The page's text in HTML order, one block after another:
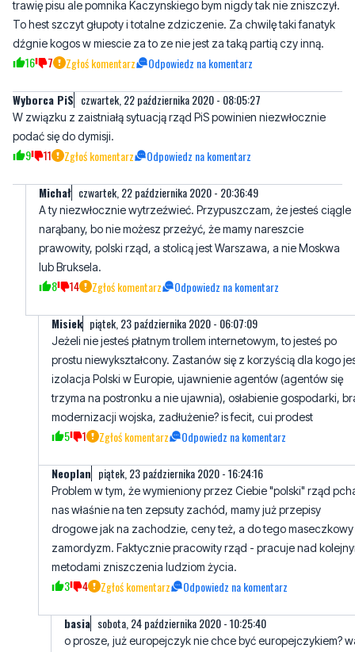
trawię pisu ale pomnika Kaczynskiego bym nigdy tak nie zniszczył.
To hest szczyt głupoty i totalne zdziczenie. Za chwilę taki fanatyk
dźgnie kogos w miescie za to ze nie jest za taką partią czy inną.
16 7 Zgłoś komentarz Odpowiedz na komentarz
Wyborca PiS czwartek, 22 października 2020 - 08:05:27
W związku z zaistniałą sytuacją rząd PiS powinien niezwłocznie
podać się do dymisji.
9 11 Zgłoś komentarz Odpowiedz na komentarz
Michał czwartek, 22 października 2020 - 20:36:49
A ty niezwłocznie wytrzeźwieć. Przypuszczam, że jesteś ciągle
narąbany, bo nie możesz przeżyć, że mamy nareszcie
prawowity, polski rząd, a stolicą jest Warszawa, a nie Moskwa
lub Bruksela.
8 14 Zgłoś komentarz Odpowiedz na komentarz
Misiek piątek, 23 października 2020 - 06:07:09
Jeżeli nie jesteś płatnym trollem internetowym, to jesteś po
prostu niewykształcony. Zastanów się z korzyścią dla kogo
izolacja Polski w Europie, ujawnienie agentów (agentów się
trzyma na postronku a nie ujawnia), osłabienie gospodarki,
modernizacji wojska, zadłużenie? is fecit, cui prodest
5 1 Zgłoś komentarz Odpowiedz na komentarz
Neoplan piątek, 23 października 2020 - 16:24:16
Problem w tym, że wymieniony przez Ciebie "polski" rząd
nas właśnie na ten zepsuty zachód, mamy już przepisy
drogowe jak na zachodzie, ceny też, a do tego maseczkowy
zamordyzm. Faktycznie pracowity rząd - pracuje nad
metodami zniszczenia ludziom życia.
3 4 Zgłoś komentarz Odpowiedz na komentarz
basia sobota, 24 października 2020 - 10:25:40
o prosze, już europejczyk nie chce być europejczykiem?